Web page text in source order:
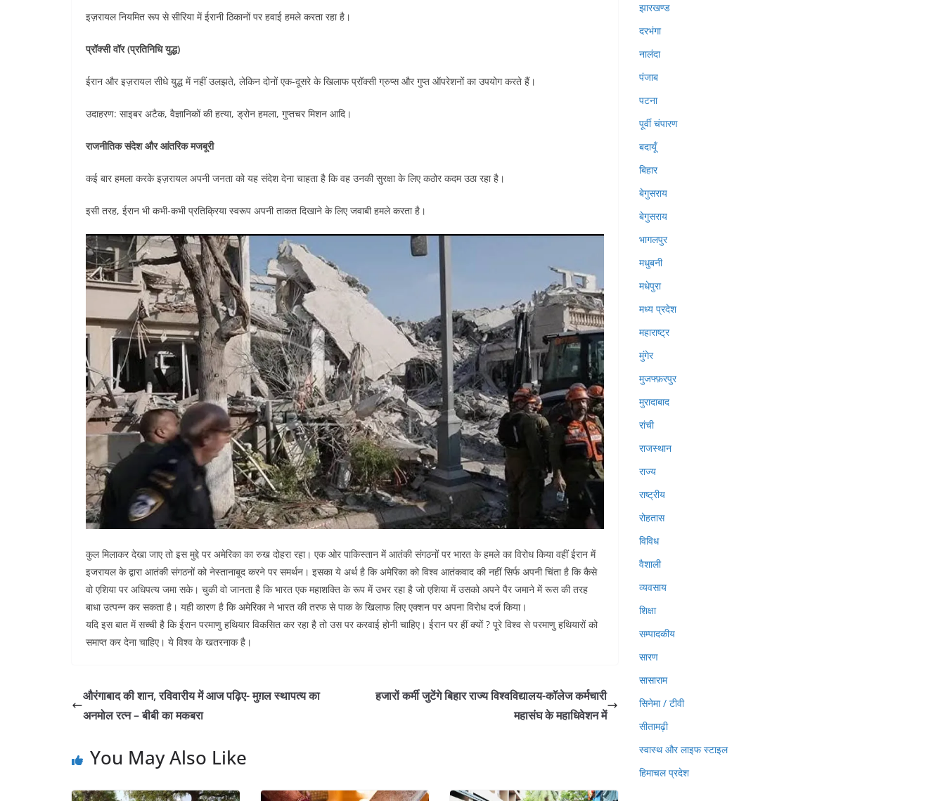
इज़रायल नियमित रूप से सीरिया में ईरानी ठिकानों पर हवाई हमले करता रहा है।
प्रॉक्सी वॉर (प्रतिनिधि युद्ध)
ईरान और इज़रायल सीधे युद्ध में नहीं उलझते, लेकिन दोनों एक-दूसरे के खिलाफ प्रॉक्सी ग्रुप्स और गुप्त ऑपरेशनों का उपयोग करते हैं।
उदाहरण: साइबर अटैक, वैज्ञानिकों की हत्या, ड्रोन हमला, गुप्तचर मिशन आदि।
राजनीतिक संदेश और आंतरिक मजबूरी
कई बार हमला करके इज़रायल अपनी जनता को यह संदेश देना चाहता है कि वह उनकी सुरक्षा के लिए कठोर कदम उठा रहा है।
इसी तरह, ईरान भी कभी-कभी प्रतिक्रिया स्वरूप अपनी ताकत दिखाने के लिए जवाबी हमले करता है।
कुल मिलाकर देखा जाए तो इस मुद्दे पर अमेरिका का रुख दोहरा रहा। एक ओर पाकिस्तान में आतंकी संगठनों पर भारत के हमले का विरोध किया वहीं ईरान में
इजरायल के द्वारा आतंकी संगठनों को नेस्तानाबूद करने पर समर्थन। इसका ये अर्थ है कि अमेरिका को विश्व आतंकवाद की नहीं सिर्फ अपनी चिंता है कि कैसे
वो एशिया पर अधिपत्य जमा सके। चुकी वो जानता है कि भारत एक महाशक्ति के रूप में उभर रहा है जो एशिया में उसको अपने पैर जमाने में रूस की तरह
बाधा उत्पन्न कर सकता है। यही कारण है कि अमेरिका ने भारत की तरफ से पाक के खिलाफ लिए एक्शन पर अपना विरोध दर्ज किया।
यदि इस बात में सच्ची है कि ईरान परमाणु हथियार विकसित कर रहा है तो उस पर करवाई होनी चाहिए। ईरान पर हीं क्यों ? पूरे विश्व से परमाणु हथियारों को
समाप्त कर देना चाहिए। ये विश्व के खतरनाक है।
औरंगाबाद की शान, रविवारीय में आज पढ़िए- मुग़ल स्थापत्य का
अनमोल रत्न – बीबी का मकबरा
हजारों कर्मी जुटेंगे बिहार राज्य विश्वविद्यालय-कॉलेज कर्मचारी
महासंघ के महाधिवेशन में
You May Also Like
झारखण्ड
दरभंगा
नालंदा
पंजाब
पटना
पूर्वी चंपारण
बदायूँ
बिहार
बेगुसराय
बेगुसराय
भागलपुर
मधुबनी
मधेपुरा
मध्य प्रदेश
महाराष्ट्र
मुंगेर
मुजफ्फ़रपुर
मुरादाबाद
रांची
राजस्थान
राज्य
राष्ट्रीय
रोहतास
विविध
वैशाली
व्यवसाय
शिक्षा
सम्पादकीय
सारण
सासाराम
सिनेमा / टीवी
सीतामढ़ी
स्वास्थ और लाइफ स्टाइल
हिमाचल प्रदेश